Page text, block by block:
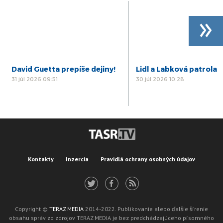
David Guetta prepíše dejiny!
31 júl 2026 09:51
Lidl a Labková patrola
30 júl 2026 10:28
»
Kontakty Inzercia Pravidlá ochrany osobných údajov
Copyright © TERAZ MEDIA 2014-2022. Publikovanie alebo ďalšie šírenie
obsahu správ zo zdrojov TERAZ MEDIA je bez predchádzajúceho písomného